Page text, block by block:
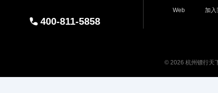
400-811-5858
Web
加入
© 2026 杭州镖行天